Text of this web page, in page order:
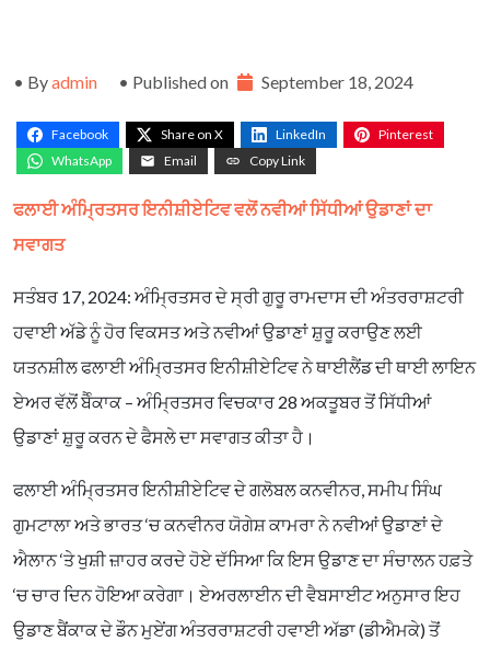
• Byadmin • Published on September 18, 2024
Facebook Share on X LinkedIn
Pinterest
WhatsApp
Email Copy Link
ਫਲਾਈ ਅੰਮ੍ਰਿਤਸਰ ਇਨੀਸ਼ੀਏਟਿਵ ਵਲੋਂ ਨਵੀਆਂ ਸਿੱਧੀਆਂ ਉਡਾਣਾਂ ਦਾ
ਸਵਾਗਤ
ਸਤੰਬਰ 17, 2024: ਅੰਮ੍ਰਿਤਸਰ ਦੇ ਸ੍ਰੀ ਗੁਰੂ ਰਾਮਦਾਸ ਦੀ ਅੰਤਰਰਾਸ਼ਟਰੀ
ਹਵਾਈ ਅੱਡੇ ਨੂੰ ਹੋਰ ਵਿਕਸਤ ਅਤੇ ਨਵੀਆਂ ਉਡਾਣਾਂ ਸ਼ੁਰੂ ਕਰਾਉਣ ਲਈ
ਯਤਨਸ਼ੀਲ ਫਲਾਈ ਅੰਮ੍ਰਿਤਸਰ ਇਨੀਸ਼ੀਏਟਿਵ ਨੇ ਥਾਈਲੈਂਡ ਦੀ ਥਾਈ ਲਾਇਨ
ਏਅਰ ਵੱਲੋਂ ਬੈੰਕਾਕ – ਅੰਮ੍ਰਿਤਸਰ ਵਿਚਕਾਰ 28 ਅਕਤੂਬਰ ਤੋਂ ਸਿੱਧੀਆਂ
ਉਡਾਣਾਂ ਸ਼ੁਰੂ ਕਰਨ ਦੇ ਫੈਸਲੇ ਦਾ ਸਵਾਗਤ ਕੀਤਾ ਹੈ।
ਫਲਾਈ ਅੰਮ੍ਰਿਤਸਰ ਇਨੀਸ਼ੀਏਟਿਵ ਦੇ ਗਲੋਬਲ ਕਨਵੀਨਰ, ਸਮੀਪ ਸਿੰਘ
ਗੁਮਟਾਲਾ ਅਤੇ ਭਾਰਤ ‘ਚ ਕਨਵੀਨਰ ਯੋਗੇਸ਼ ਕਾਮਰਾ ਨੇ ਨਵੀਆਂ ਉਡਾਣਾਂ ਦੇ
ਐਲਾਨ ‘ਤੇ ਖੁਸ਼ੀ ਜ਼ਾਹਰ ਕਰਦੇ ਹੋਏ ਦੱਸਿਆ ਕਿ ਇਸ ਉਡਾਣ ਦਾ ਸੰਚਾਲਨ ਹਫ਼ਤੇ
‘ਚ ਚਾਰ ਦਿਨ ਹੋਇਆ ਕਰੇਗਾ। ਏਅਰਲਾਈਨ ਦੀ ਵੈਬਸਾਈਟ ਅਨੁਸਾਰ ਇਹ
ਉਡਾਣ ਬੈਂਕਾਕ ਦੇ ਡੌਨ ਮੁਏਂਗ ਅੰਤਰਰਾਸ਼ਟਰੀ ਹਵਾਈ ਅੱਡਾ (ਡੀਐਮਕੇ) ਤੋਂ